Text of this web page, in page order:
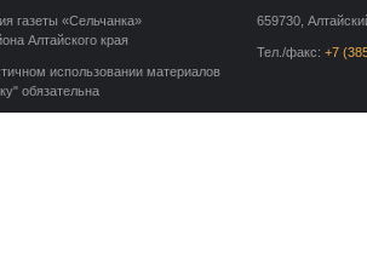
659730,
Тел./факс: +7
газеты «Сельчанка»
Алтайского края
использовании материалов
обязательна